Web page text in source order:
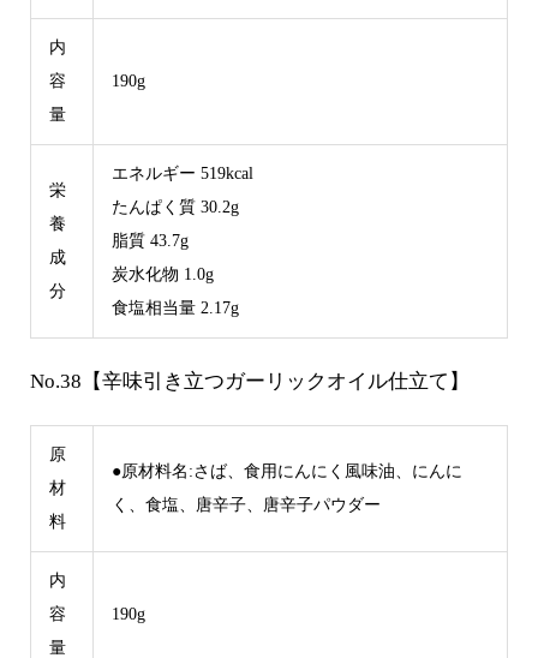
内
容
量
190g
栄
養
成
分
エネルギー 519kcal
たんぱく質 30.2g
脂質 43.7g
炭水化物 1.0g
食塩相当量 2.17g
No.38【辛味引き立つガーリックオイル仕立て】
原
材
料
●原材料名:さば、食用にんにく風味油、にんに
く、食塩、唐辛子、唐辛子パウダー
内
容
量
190g